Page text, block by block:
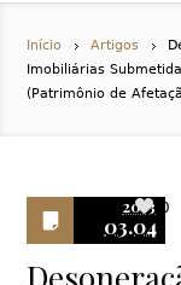
Início Artigos
Imobiliárias
(Patrimônio de
2013
03.04
0